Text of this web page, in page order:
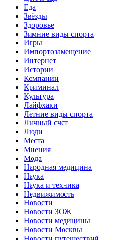
Еда
Звёзды
Здоровье
Зимние виды спорта
Игры
Импортозамещение
Интернет
Истории
Компании
Криминал
Культура
Лайфхаки
Летние виды спорта
Личный счет
Люди
Места
Мнения
Мода
Народная медицина
Наука
Наука и техника
Недвижимость
Новости
Новости ЗОЖ
Новости медицины
Новости Москвы
Новости путешествий